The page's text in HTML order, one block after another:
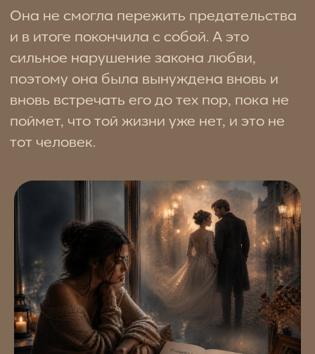
цифровой навигатор
важнее любой другой любви, тебя
предать может кто угодно, но главное -
никогда не предавай саму себя.
Женщины обречены встречать
кармических партнеров пока они не
поймут, зачем эти мужчины приходят в их
жизнь.
Посчитайте в нашем калькуляторе
вам подходит и станьте счастливой
женщиной.